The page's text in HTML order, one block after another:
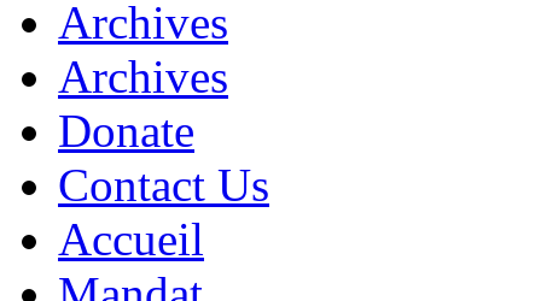
Archives
Archives
Donate
Contact Us
Accueil